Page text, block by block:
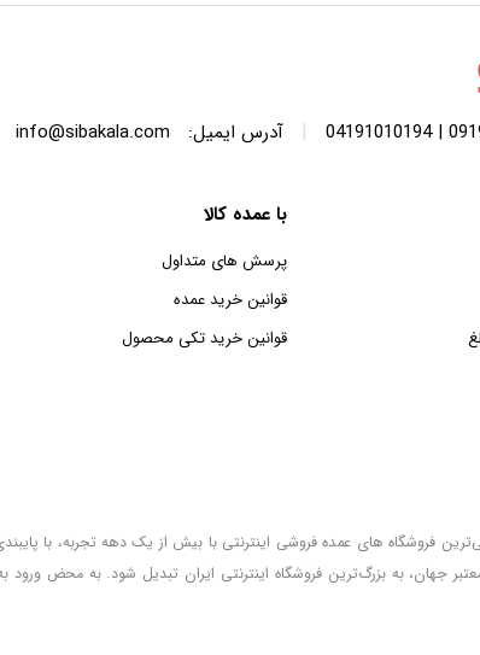
440 لیتر
عرض 60 سانتی متر
| آدرس ایمیل: info@sibakala.com
با عمده کالا
پرسش های متداول
قوانین خرید عمده
قوانین خرید تکی محصول
جهان، به بزرگ‌ترین فروشگاه اینترنتی ایران تبدیل شود. به محض ورود
کرد.